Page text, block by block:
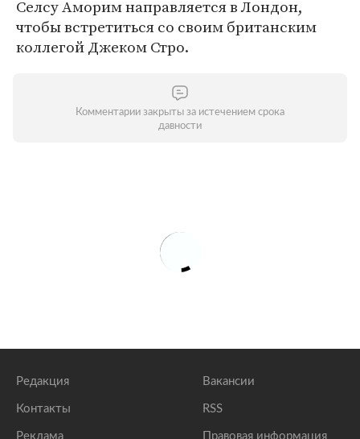
Селсу Аморим направляется в Лондон,
чтобы встретиться со своим британским
коллегой Джеком Стро.
Комментарии закрыты за истечением срока
давности
Редакция
Контакты
Реклама
Вакансии
RSS
Правовая информация